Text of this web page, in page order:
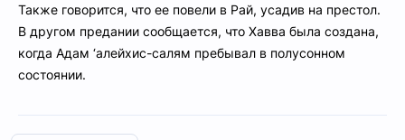
Также говорится, что ее повели в Рай, усадив на престол.
В другом предании сообщается, что Хавва была создана,
когда Адам ‘алейхис-салям пребывал в полусонном
состоянии.